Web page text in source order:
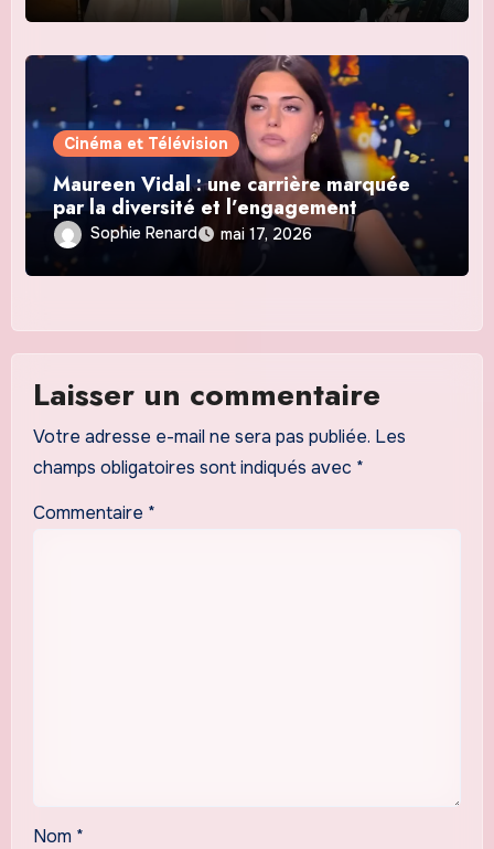
Cinéma et Télévision
Maureen Vidal : une carrière marquée
par la diversité et l’engagement
Sophie Renard mai 17, 2026
Laisser un commentaire
Votre adresse e-mail ne sera pas publiée. Les
champs obligatoires sont indiqués avec *
Commentaire *
Nom *